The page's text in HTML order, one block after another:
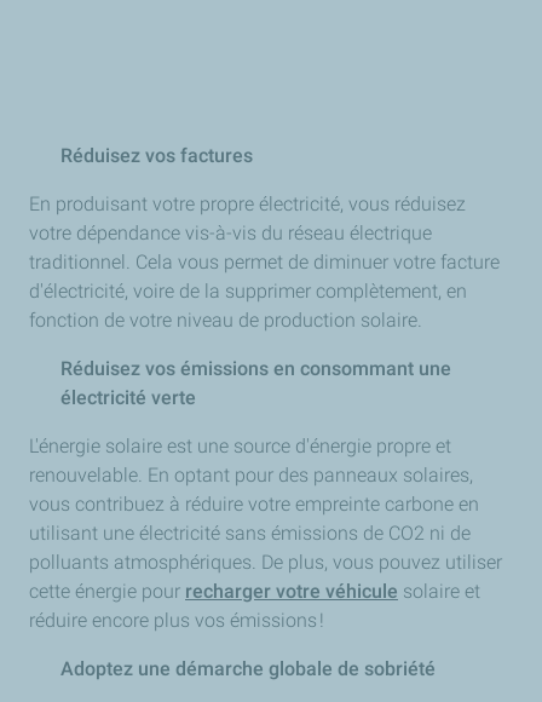
Réduisez vos factures
En produisant votre propre électricité, vous réduisez
votre dépendance vis-à-vis du réseau électrique
traditionnel. Cela vous permet de diminuer votre facture
d'électricité, voire de la supprimer complètement, en
fonction de votre niveau de production solaire.
Réduisez vos émissions en consommant une
électricité verte
L'énergie solaire est une source d'énergie propre et
renouvelable. En optant pour des panneaux solaires,
vous contribuez à réduire votre empreinte carbone en
utilisant une électricité sans émissions de CO2 ni de
polluants atmosphériques. De plus, vous pouvez utiliser
cette énergie pour recharger votre véhicule solaire et
réduire encore plus vos émissions !
Adoptez une démarche globale de sobriété